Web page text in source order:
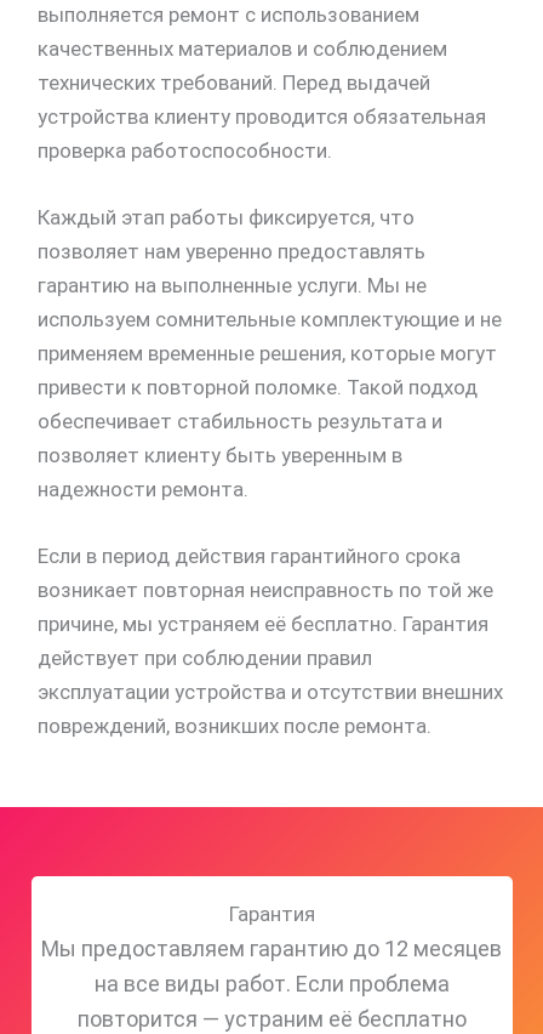
выполняется ремонт с использованием
качественных материалов и соблюдением
технических требований. Перед выдачей
устройства клиенту проводится обязательная
проверка работоспособности.
Каждый этап работы фиксируется, что
позволяет нам уверенно предоставлять
гарантию на выполненные услуги. Мы не
используем сомнительные комплектующие и не
применяем временные решения, которые могут
привести к повторной поломке. Такой подход
обеспечивает стабильность результата и
позволяет клиенту быть уверенным в
надежности ремонта.
Если в период действия гарантийного срока
возникает повторная неисправность по той же
причине, мы устраняем её бесплатно. Гарантия
действует при соблюдении правил
эксплуатации устройства и отсутствии внешних
повреждений, возникших после ремонта.
Гарантия
Мы предоставляем гарантию до 12 месяцев
на все виды работ. Если проблема
повторится — устраним её бесплатно